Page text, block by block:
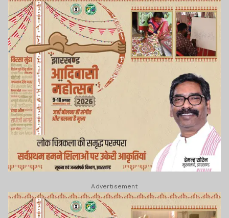
Advertisement